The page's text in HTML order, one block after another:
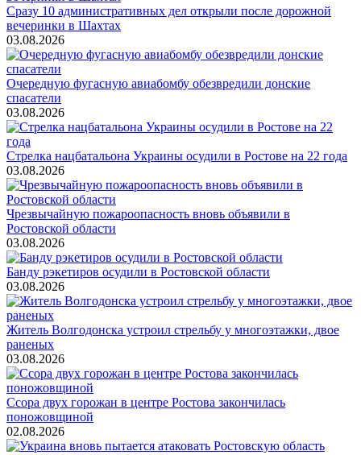
Сразу 10 административных дел открыли после дорожной
вечеринки в Шахтах
03.08.2026
Очередную фугасную авиабомбу обезвредили донские
спасатели
03.08.2026
Стрелка нацбатальона Украины осудили в Ростове на 22 года
03.08.2026
Чрезвычайную пожароопасность вновь объявили в
Ростовской области
03.08.2026
Банду рэкетиров осудили в Ростовской области
03.08.2026
Житель Волгодонска устроил стрельбу у многоэтажки, двое
раненых
03.08.2026
Ссора двух горожан в центре Ростова закончилась
поножовщиной
02.08.2026